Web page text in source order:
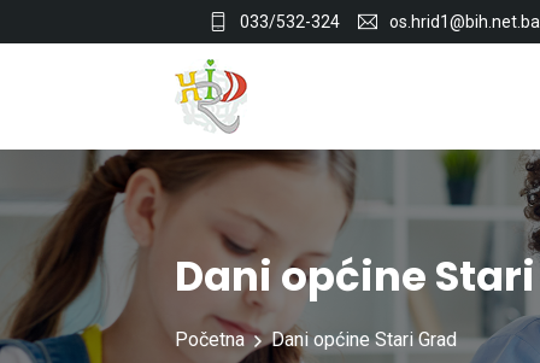
033/532-324 os.hrid1@bih.net.ba
Dani općine
Početna Dani općine Stari Grad